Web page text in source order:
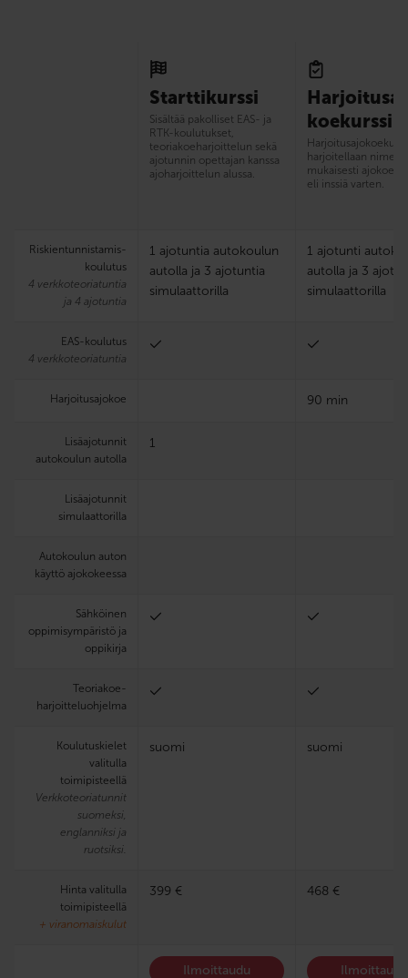
Starttikurssi
Sisältää pakolliset EAS- ja
RTK-koulutukset,
teoriakoeharjoittelun sekä
ajotunnin opettajan kanssa
ajoharjoittelun alussa.
koekurssi
harjoitellaan
mukaisesti
eli inssiä varten.
Riskien­tunnistamis­
koulutus
4 verkkoteoriatuntia
ja 4 ajotuntia
1 ajotuntia autokoulun
autolla ja 3 ajotuntia
simulaattorilla
1 ajotunti
autolla ja 3
simulaattorilla
EAS-koulutus
4 verkkoteoriatuntia
Harjoitus­ajokoe 90 min
Lisäajotunnit
autokoulun autolla
1
Lisäajotunnit
simulaattorilla
Autokoulun auton
käyttö ajokokeessa
Sähköinen
oppimisympäristö ja
oppikirja
Teoria­koe­
harjoittelu­ohjelma
Koulutuskielet
valitulla
toimipisteellä
Verkkoteoriatunnit
suomeksi,
englanniksi ja
ruotsiksi.
suomi suomi
Hinta valitulla
toimipisteellä
+ viranomaiskulut
399 € 468 €
Ilmoittaudu Ilmoittaudu